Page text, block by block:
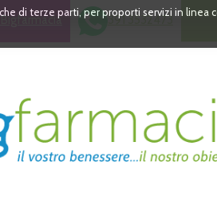
di terze parti, per proporti servizi in
Bigfarmacia 391 3532473